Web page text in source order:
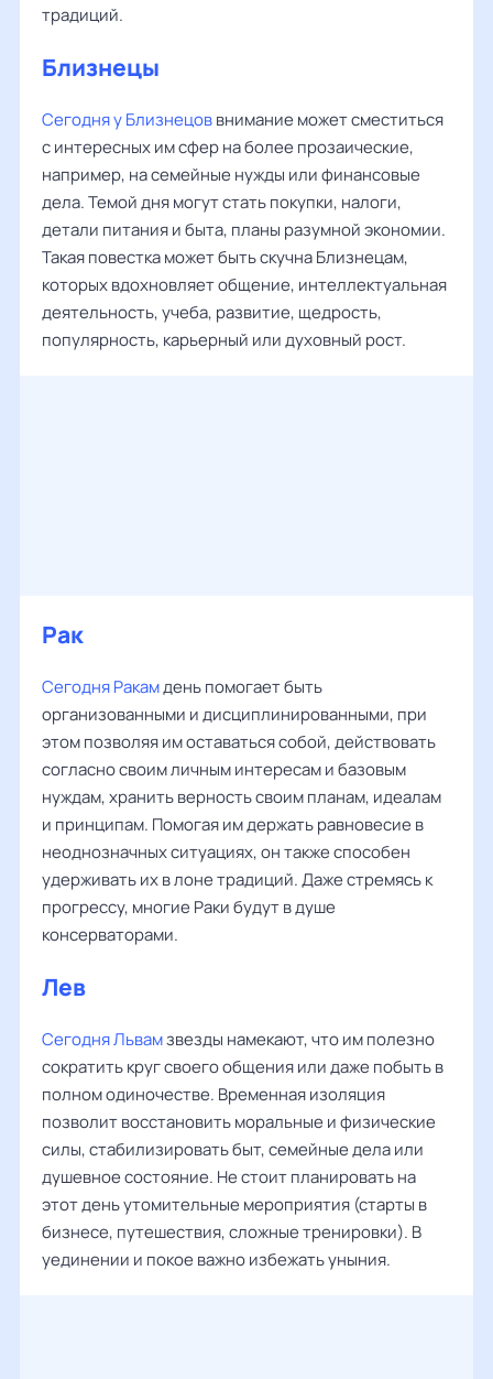
традиций.
Близнецы
Сегодня у Близнецоввнимание может сместиться
с интересных им сфер на более прозаические,
например, на семейные нужды или финансовые
дела. Темой дня могут стать покупки, налоги,
детали питания и быта, планы разумной экономии.
Такая повестка может быть скучна Близнецам,
которых вдохновляет общение, интеллектуальная
деятельность, учеба, развитие, щедрость,
популярность, карьерный или духовный рост.
Рак
Сегодня Ракамдень помогает быть
организованными и дисциплинированными, при
этом позволяя им оставаться собой, действовать
согласно своим личным интересам и базовым
нуждам, хранить верность своим планам, идеалам
и принципам. Помогая им держать равновесие в
неоднозначных ситуациях, он также способен
удерживать их в лоне традиций. Даже стремясь к
прогрессу, многие Раки будут в душе
консерваторами.
Лев
Сегодня Львамзвезды намекают, что им полезно
сократить круг своего общения или даже побыть в
полном одиночестве. Временная изоляция
позволит восстановить моральные и физические
силы, стабилизировать быт, семейные дела или
душевное состояние. Не стоит планировать на
этот день утомительные мероприятия (старты в
бизнесе, путешествия, сложные тренировки). В
уединении и покое важно избежать уныния.